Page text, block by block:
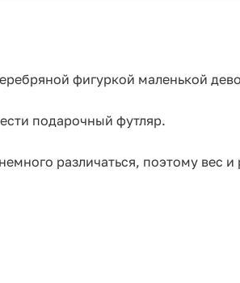
фигуркой маленькой
подарочный футляр.
различаться, поэтому вес